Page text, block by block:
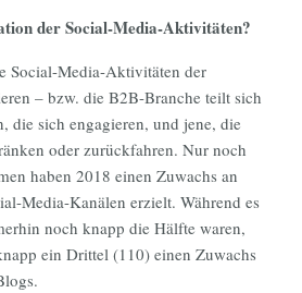
der Social-Media-Aktivitäten?
Social-Media-Aktivitäten der
– bzw. die B2B-Branche teilt sich
die sich engagieren, und jene, die
oder zurückfahren. Nur noch
haben 2018 einen Zuwachs an
Media-Kanälen erzielt. Während es
noch knapp die Hälfte waren,
ein Drittel (110) einen Zuwachs